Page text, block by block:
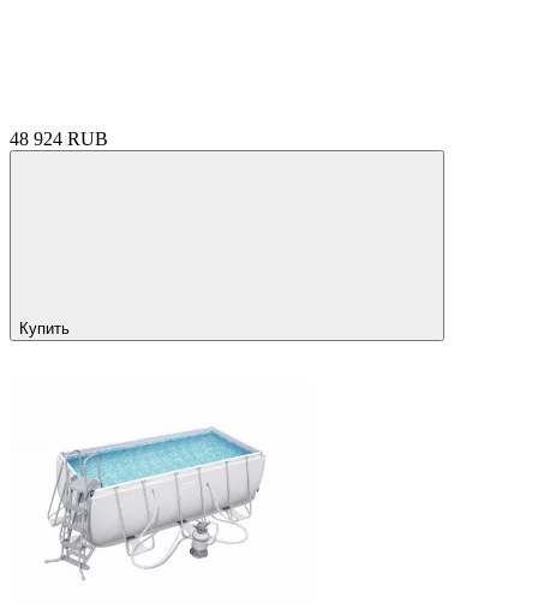
48 924 RUB
Купить